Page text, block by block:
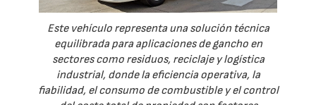
Este vehículo representa una solución técnica
equilibrada para aplicaciones de gancho en
sectores como residuos, reciclaje y logística
industrial, donde la eficiencia operativa, la
fiabilidad, el consumo de combustible y el control